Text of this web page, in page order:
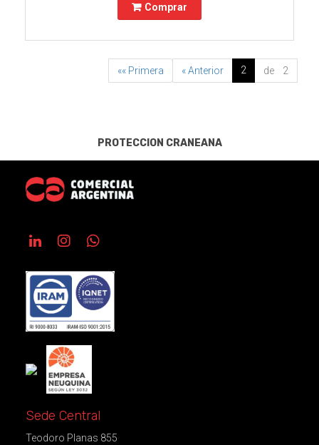
Comprar
«« Primera « Anterior 2 de 2
PROTECCION CRANEANA
Sede Central
Teodoro Planas 855